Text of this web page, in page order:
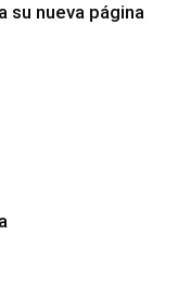
su nueva página